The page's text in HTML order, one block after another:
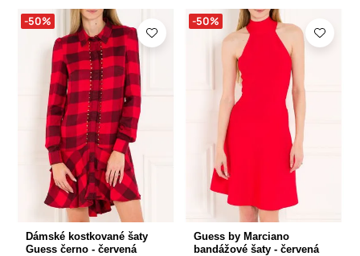
-50%
Dámské kostkované šaty
Guess černo - červená
-50%
Guess by Marciano
bandážové šaty - červená